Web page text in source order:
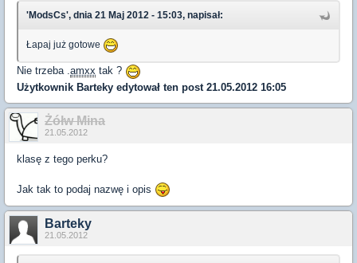
'ModsCs', dnia 21 Maj 2012 - 15:03, napisał:
Łapaj już gotowe
Nie trzeba .amxx tak ?
Użytkownik Barteky edytował ten post 21.05.2012 16:05
Żółw Mina
21.05.2012
klasę z tego perku?
Jak tak to podaj nazwę i opis
Barteky
21.05.2012